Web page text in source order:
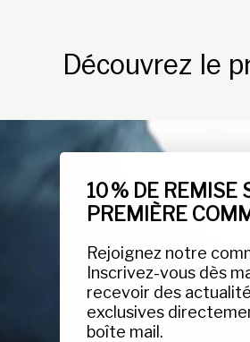
Découvrez le
10 % DE REMISE
PREMIÈRE
Rejoignez notre
Inscrivez-vous dès
recevoir des
exclusives
boîte mail.